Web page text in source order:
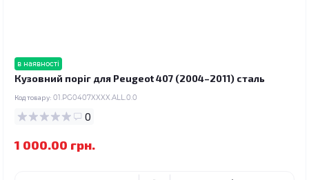
в наявності
Кузовний поріг для Peugeot 407 (2004–2011) сталь
Код товару: 01.PG0407XXXX.ALL.0.0
0
1 000.00 грн.